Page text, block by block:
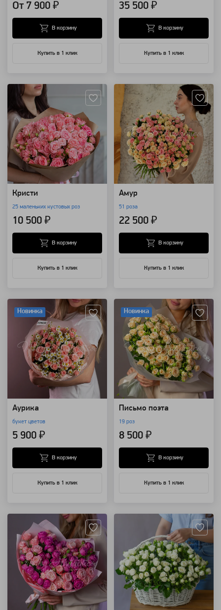
От 7 900 ₽
Купить в 1 клик
В корзину
35 500 ₽
Купить в 1 клик
В корзину
Кристи
25 маленьких кустовых роз
10 500 ₽
Купить в 1 клик
В корзину
Амур
51 роза
22 500 ₽
Купить в 1 клик
В корзину
Новинка
Аурика
букет цветов
5 900 ₽
Купить в 1 клик
В корзину
Новинка
Письмо поэта
19 роз
8 500 ₽
Купить в 1 клик
В корзину